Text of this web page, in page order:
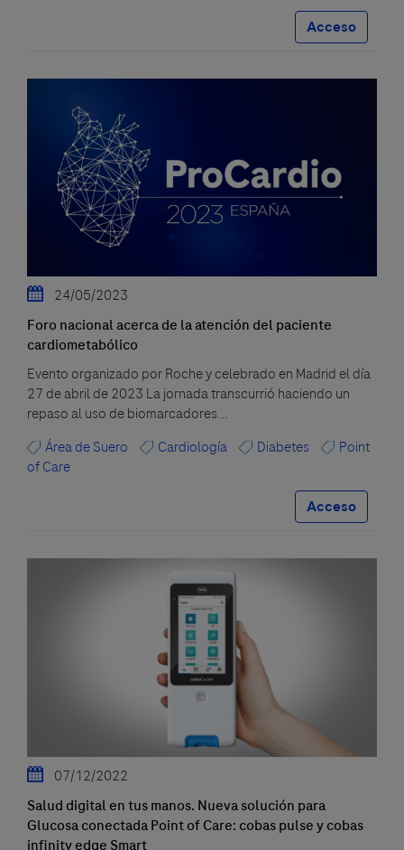
Acceso
24/05/2023
Foro nacional acerca de la atención del paciente
cardiometabólico
Evento organizado por Roche y celebrado en Madrid el día
27 de abril de 2023 La jornada transcurrió haciendo un
repaso al uso de biomarcadores...
Área de Suero
Cardiología Diabetes
Point
of Care
Acceso
07/12/2022
Salud digital en tus manos. Nueva solución para
Glucosa conectada Point of Care: cobas pulse y cobas
infinity edge Smart